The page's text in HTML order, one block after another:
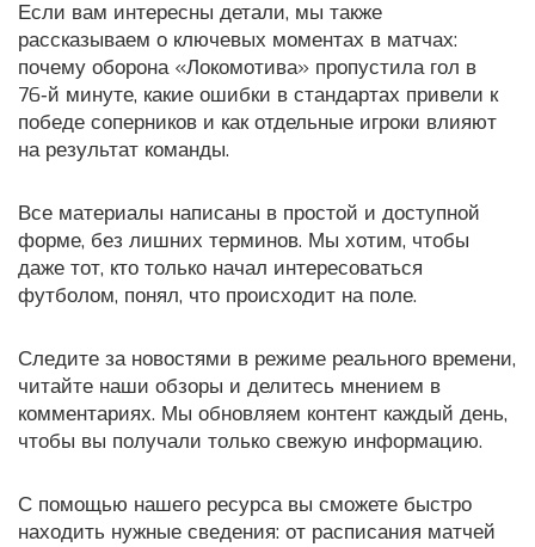
Если вам интересны детали, мы также
рассказываем о ключевых моментах в матчах:
почему оборона «Локомотива» пропустила гол в
76‑й минуте, какие ошибки в стандартах привели к
победе соперников и как отдельные игроки влияют
на результат команды.
Все материалы написаны в простой и доступной
форме, без лишних терминов. Мы хотим, чтобы
даже тот, кто только начал интересоваться
футболом, понял, что происходит на поле.
Следите за новостями в режиме реального времени,
читайте наши обзоры и делитесь мнением в
комментариях. Мы обновляем контент каждый день,
чтобы вы получали только свежую информацию.
С помощью нашего ресурса вы сможете быстро
находить нужные сведения: от расписания матчей